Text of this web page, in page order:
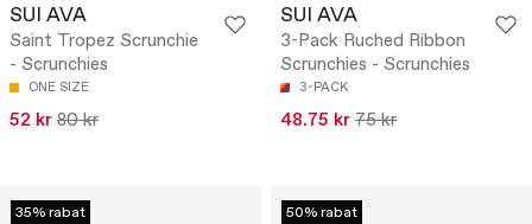
SUI AVA
Saint Tropez Scrunchie
- Scrunchies
ONE SIZE
52 kr 80 kr
SUI AVA
3-Pack Ruched Ribbon
Scrunchies - Scrunchies
3-PACK
48.75 kr 75 kr
35% rabat 50% rabat